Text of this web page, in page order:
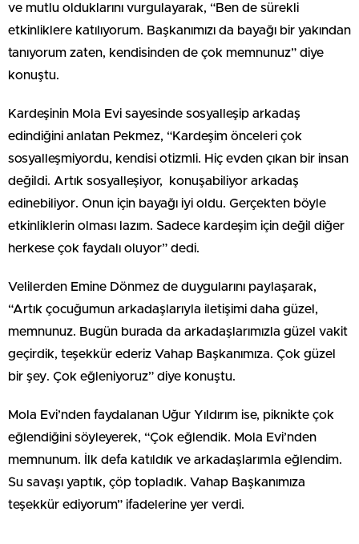
ve mutlu olduklarını vurgulayarak, “Ben de sürekli
etkinliklere katılıyorum. Başkanımızı da bayağı bir yakından
tanıyorum zaten, kendisinden de çok memnunuz” diye
konuştu.
Kardeşinin Mola Evi sayesinde sosyalleşip arkadaş
edindiğini anlatan Pekmez, “Kardeşim önceleri çok
sosyalleşmiyordu, kendisi otizmli. Hiç evden çıkan bir insan
değildi. Artık sosyalleşiyor, konuşabiliyor arkadaş
edinebiliyor. Onun için bayağı iyi oldu. Gerçekten böyle
etkinliklerin olması lazım. Sadece kardeşim için değil diğer
herkese çok faydalı oluyor” dedi.
Velilerden Emine Dönmez de duygularını paylaşarak,
“Artık çocuğumun arkadaşlarıyla iletişimi daha güzel,
memnunuz. Bugün burada da arkadaşlarımızla güzel vakit
geçirdik, teşekkür ederiz Vahap Başkanımıza. Çok güzel
bir şey. Çok eğleniyoruz” diye konuştu.
Mola Evi’nden faydalanan Uğur Yıldırım ise, piknikte çok
eğlendiğini söyleyerek, “Çok eğlendik. Mola Evi’nden
memnunum. İlk defa katıldık ve arkadaşlarımla eğlendim.
Su savaşı yaptık, çöp topladık. Vahap Başkanımıza
teşekkür ediyorum” ifadelerine yer verdi.